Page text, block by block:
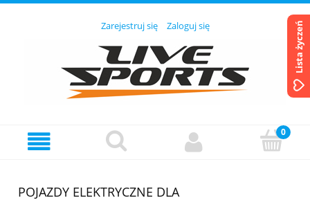
Zarejestruj się Zaloguj się
POJAZDY ELEKTRYCZNE DLA
Lista życzeń